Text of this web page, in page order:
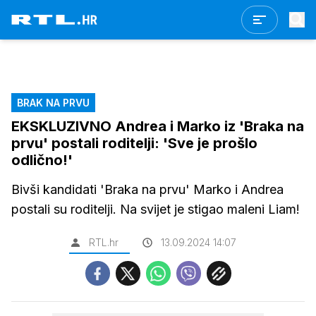
BRAK NA PRVU
EKSKLUZIVNO Andrea i Marko iz 'Braka na
prvu' postali roditelji: 'Sve je prošlo
odlično!'
Bivši kandidati 'Braka na prvu' Marko i Andrea
postali su roditelji. Na svijet je stigao maleni Liam!
RTL.hr 13.09.2024 14:07